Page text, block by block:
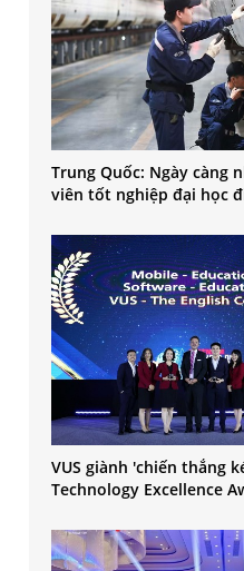
Trung Quốc: Ngày càng
viên tốt nghiệp đại học
VUS giành 'chiến thắng
Technology Excellence